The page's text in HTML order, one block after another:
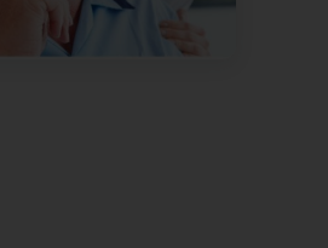
! Lars des
is hell on earth :-( :-(